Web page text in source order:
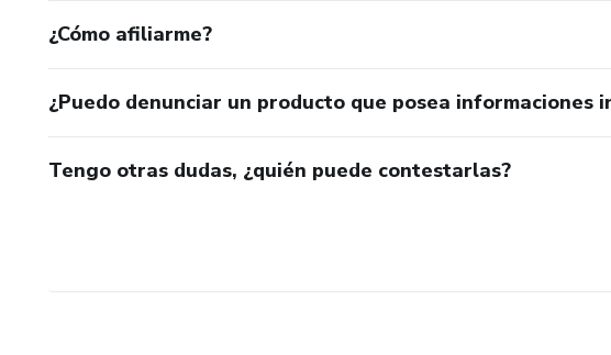
¿Cómo afiliarme?
¿Puedo denunciar un producto que posea informaciones
Tengo otras dudas, ¿quién puede contestarlas?